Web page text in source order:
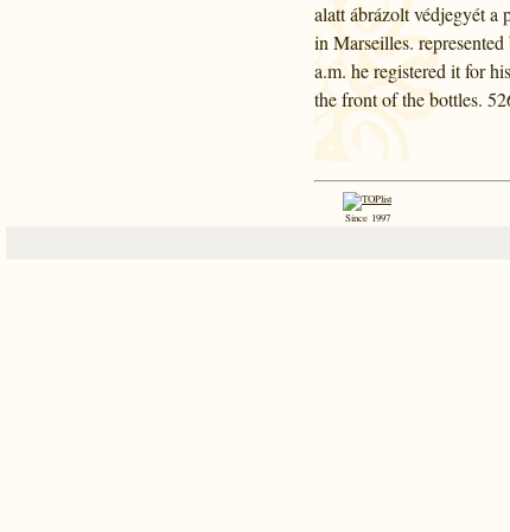
alatt ábrázolt védjegyét a
in Marseilles.
a.m. he registered it for
the front of the bottles.
Since 1997